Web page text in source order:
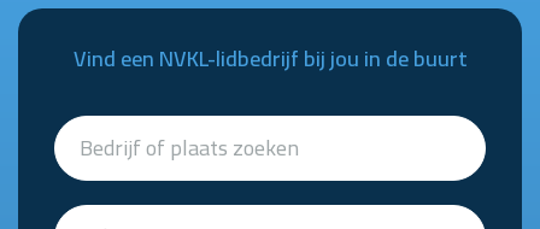
Vind een NVKL-lidbedrijf bij jou in de buurt